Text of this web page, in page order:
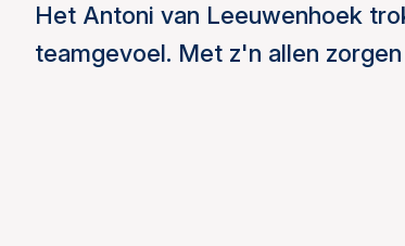
Het Antoni van Leeuwenhoek
teamgevoel. Met z'n allen